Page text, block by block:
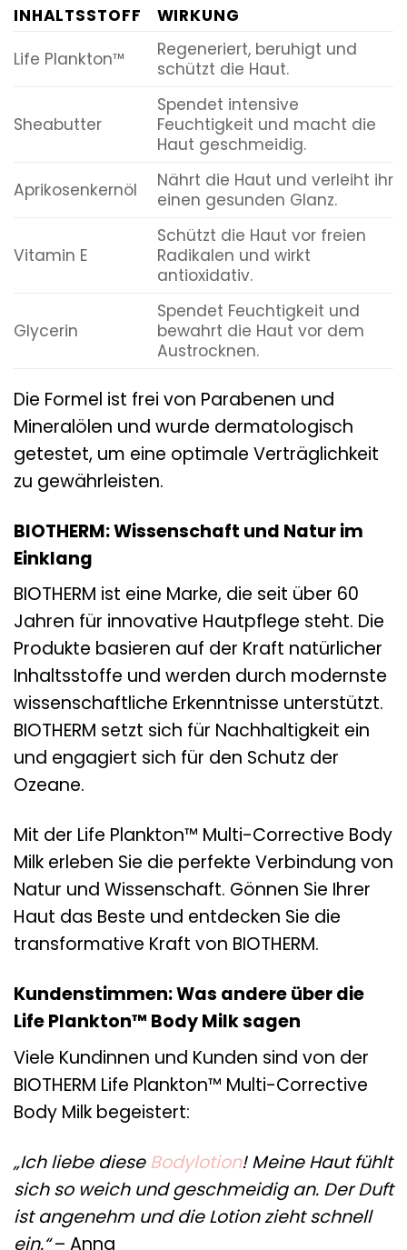
INHALTSSTOFF
WIRKUNG
Life Plankton™
Regeneriert, beruhigt und
schützt die Haut.
Sheabutter
Spendet intensive
Feuchtigkeit und macht die
Haut geschmeidig.
Aprikosenkernöl
Nährt die Haut und verleiht ihr
einen gesunden Glanz.
Vitamin E
Schützt die Haut vor freien
Radikalen und wirkt
antioxidativ.
Glycerin
Spendet Feuchtigkeit und
bewahrt die Haut vor dem
Austrocknen.
Die Formel ist frei von Parabenen und
Mineralölen und wurde dermatologisch
getestet, um eine optimale Verträglichkeit
zu gewährleisten.
BIOTHERM: Wissenschaft und Natur im
Einklang
BIOTHERM ist eine Marke, die seit über 60
Jahren für innovative Hautpflege steht. Die
Produkte basieren auf der Kraft natürlicher
Inhaltsstoffe und werden durch modernste
wissenschaftliche Erkenntnisse unterstützt.
BIOTHERM setzt sich für Nachhaltigkeit ein
und engagiert sich für den Schutz der
Ozeane.
Mit der Life Plankton™ Multi-Corrective Body
Milk erleben Sie die perfekte Verbindung von
Natur und Wissenschaft. Gönnen Sie Ihrer
Haut das Beste und entdecken Sie die
transformative Kraft von BIOTHERM.
Kundenstimmen: Was andere über die
Life Plankton™ Body Milk sagen
Viele Kundinnen und Kunden sind von der
BIOTHERM Life Plankton™ Multi-Corrective
Body Milk begeistert:
„Ich liebe dieseBodylotion! Meine Haut fühlt
sich so weich und geschmeidig an. Der Duft
ist angenehm und die Lotion zieht schnell
ein.“– Anna